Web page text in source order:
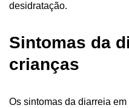
desidratação.
Sintomas da
crianças
Os sintomas da diarreia